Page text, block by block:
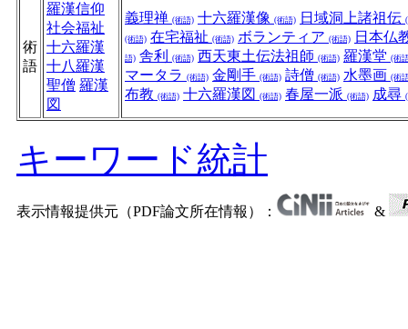
術
語
羅漢信仰
社会福祉
十六羅漢
十八羅漢
聖僧 羅漢
図
義理禅 (術語) 十六羅漢像 (術語) 日域洞上諸祖伝
(術語) 在宅福祉 (術語) ボランティア (術語) 日本仏
語) 舎利 (術語) 西天東土伝法祖師 (術語) 羅漢堂 (術
マータラ (術語) 金剛手 (術語) 詩僧 (術語) 水墨画 (術
布教 (術語) 十六羅漢図 (術語) 春屋一派 (術語) 成尋
キーワード統計
表示情報提供元（PDF論文所在情報）： &